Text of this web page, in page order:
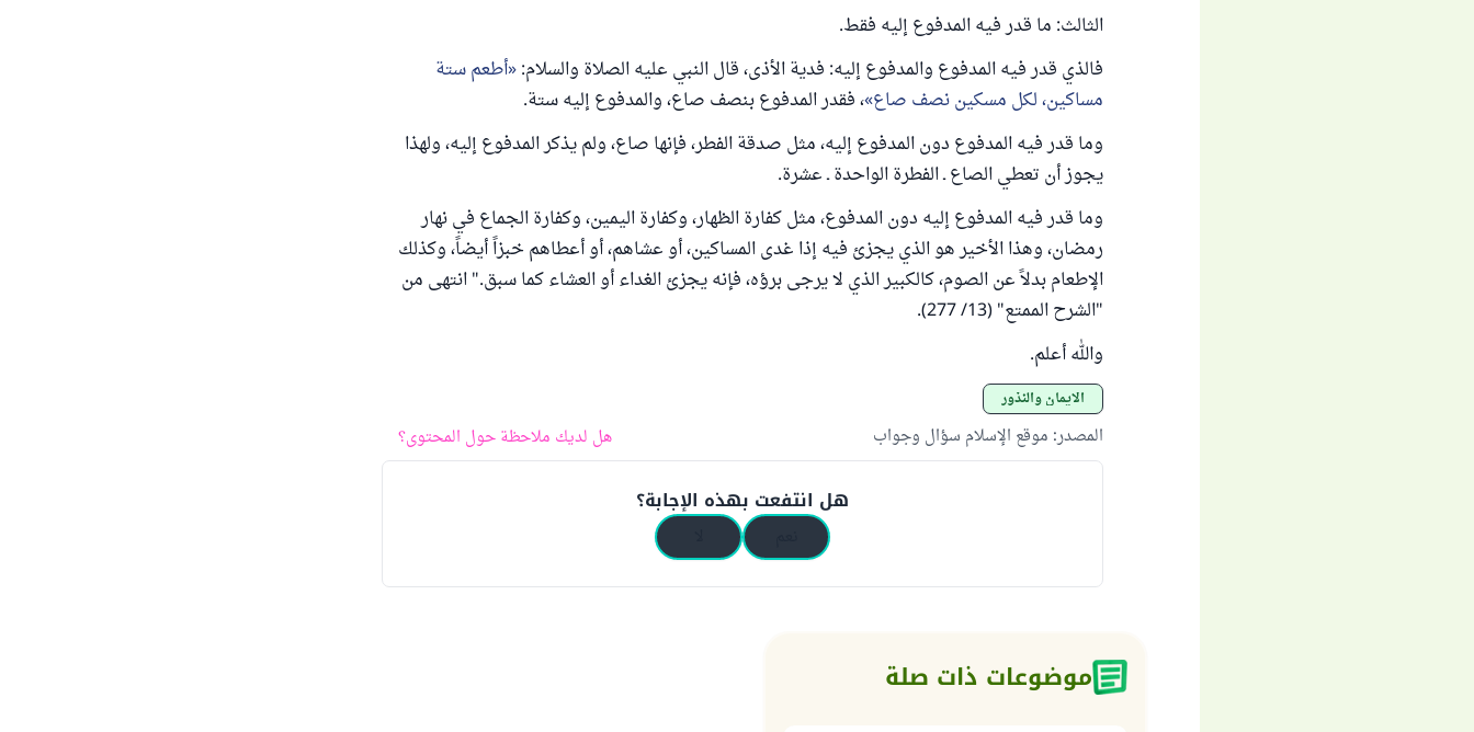
الثالث: ما قدر فيه المدفوع إليه فقط.
فالذي قدر فيه المدفوع والمدفوع إليه: فدية الأذى، قال النبي عليه الصلاة والسلام: أطعم ستة
مساكين، لكل مسكين نصف صاع ، فقدر المدفوع بنصف صاع، والمدفوع إليه ستة.
وما قدر فيه المدفوع دون المدفوع إليه، مثل صدقة الفطر، فإنها صاع، ولم يذكر المدفوع إليه، ولهذا
يجوز أن تعطي الصاع ـ الفطرة الواحدة ـ عشرة.
وما قدر فيه المدفوع إليه دون المدفوع، مثل كفارة الظهار، وكفارة اليمين، وكفارة الجماع في نهار
رمضان، وهذا الأخير هو الذي يجزئ فيه إذا غدى المساكين، أو عشاهم، أو أعطاهم خبزاً أيضاً، وكذلك
الإطعام بدلاً عن الصوم، كالكبير الذي لا يرجى برؤه، فإنه يجزئ الغداء أو العشاء كما سبق." انتهى من
"الشرح الممتع" (13/ 277).
والله أعلم.
الأيمان والنذور
المصدر: موقع الإسلام سؤال وجواب هل لديك ملاحظة حول المحتوى؟
هل انتفعت بهذه الإجابة؟
موضوعات ذات صلة